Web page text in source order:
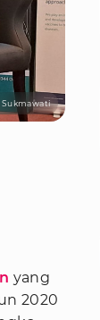
Sukmawati
yang
2020